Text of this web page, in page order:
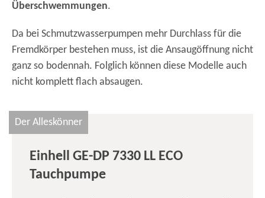
Überschwemmungen.
Da bei Schmutzwasserpumpen mehr Durchlass für die
Fremdkörper bestehen muss, ist die Ansaugöffnung nicht
ganz so bodennah. Folglich können diese Modelle auch
nicht komplett flach absaugen.
Der Alleskönner
Einhell GE-DP 7330 LL ECO
Tauchpumpe